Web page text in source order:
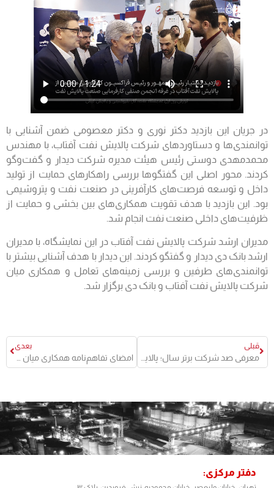
در جریان این بازدید دکتر نوری و دکتر معصومی ضمن آشنایی با
توانمندی‌ها و دستاوردهای شرکت پالایش نفت آفتاب، با مهندس
محمدمهدی دوستی رئیس هیئت مدیره شرکت دیدار و گفت‌وگو
کردند. محور اصلی این گفتگوها بررسی راهکارهای حمایت از تولید
داخل و توسعه فرصت‌های کارآفرینی در صنعت نفت و پتروشیمی
بود. این بازدید با هدف تقویت همکاری‌های بین بخشی و حمایت از
ظرفیت‌های داخلی صنعت نفت انجام شد.
مدیران ارشد شرکت پالایش نفت آفتاب در این نمایشگاه، با مدیران
ارشد بانک دی دیدار و گفتگو کردند. این دیدار با هدف آشنایی بیشتر با
توانمندی‌های طرفین و بررسی زمینه‌های تعامل و همکاری میان
شرکت پالایش نفت آفتاب و بانک‌ دی برگزار شد.
قبلی بعدی
دفتر مرکزی: